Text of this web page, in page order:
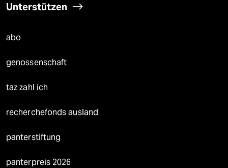
Unterstützen
abo
genossenschaft
taz zahl ich
recherchefonds ausland
panterstiftung
panterpreis 2026